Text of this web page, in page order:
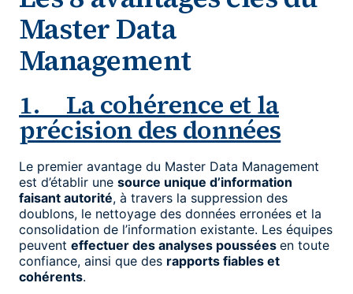
Master Data
Management
1. La cohérence et la
précision des données
Le premier avantage du Master Data Management
est d’établir une source unique d’information
faisant autorité, à travers la suppression des
doublons, le nettoyage des données erronées et la
consolidation de l’information existante. Les équipes
peuvent effectuer des analyses poussées en toute
confiance, ainsi que des rapports fiables et
cohérents.